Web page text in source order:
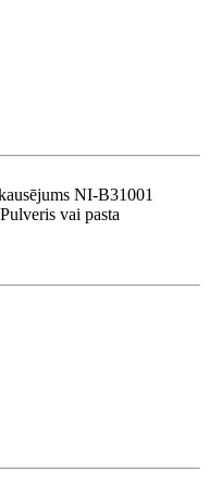
NI-B31001
vai pasta